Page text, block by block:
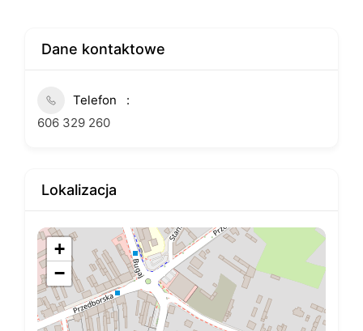
Dane kontaktowe
Telefon
606 329 260
Lokalizacja
+
−